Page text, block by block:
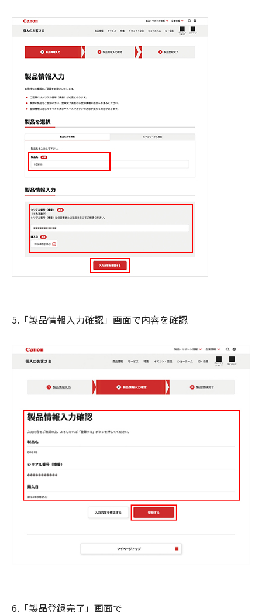
5.「製品情報入力確認」画面で内容を確認
6.「製品登録完了」画面で